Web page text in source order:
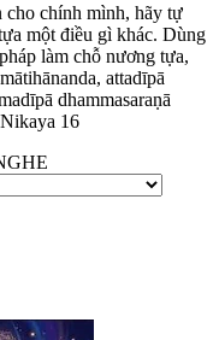
chính mình, hãy tự
một điều gì khác. Dùng
làm chỗ nương tựa,
attadīpā
dhammasaraṇā
16